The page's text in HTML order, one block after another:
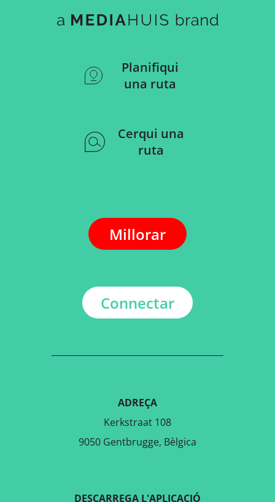
Planifiqui
una ruta
Cerqui una
ruta
Millorar
Connectar
ADREÇA
Kerkstraat 108
9050 Gentbrugge, Bèlgica
DESCARREGA L'APLICACIÓ